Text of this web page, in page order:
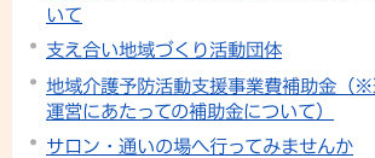
いて
支え合い地域づくり活動団体
地域介護予防活動支援事業費補助金（※
運営にあたっての補助金について）
サロン・通いの場へ行ってみませんか